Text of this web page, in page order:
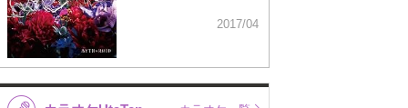
2017/04